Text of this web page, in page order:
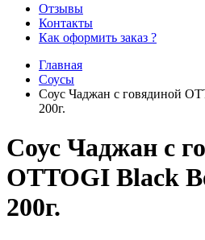
Отзывы
Контакты
Как оформить заказ ?
Главная
Соусы
Соус Чаджан с говядиной
200г.
Соус Чаджан с
OTTOGI Black
200г.